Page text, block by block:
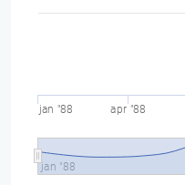
jan "88 apr "88
jan "88